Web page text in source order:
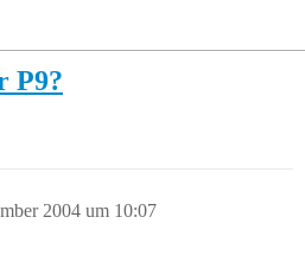
P9?
2004 um 10:07